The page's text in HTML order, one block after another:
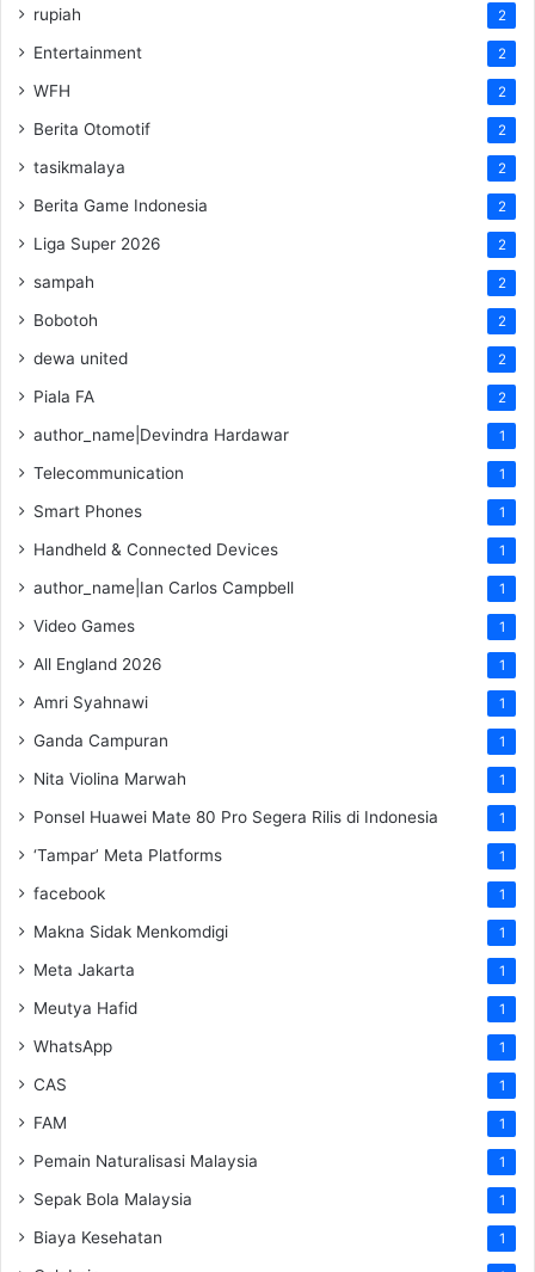
rupiah 2
Entertainment 2
WFH 2
Berita Otomotif 2
tasikmalaya 2
Berita Game Indonesia 2
Liga Super 2026 2
sampah 2
Bobotoh 2
dewa united 2
Piala FA 2
author_name|Devindra Hardawar 1
Telecommunication 1
Smart Phones 1
Handheld & Connected Devices 1
author_name|Ian Carlos Campbell 1
Video Games 1
All England 2026 1
Amri Syahnawi 1
Ganda Campuran 1
Nita Violina Marwah 1
Ponsel Huawei Mate 80 Pro Segera Rilis di Indonesia 1
‘Tampar’ Meta Platforms 1
facebook 1
Makna Sidak Menkomdigi 1
Meta Jakarta 1
Meutya Hafid 1
WhatsApp 1
CAS 1
FAM 1
Pemain Naturalisasi Malaysia 1
Sepak Bola Malaysia 1
Biaya Kesehatan 1